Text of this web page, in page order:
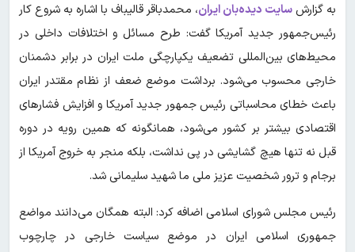
به گزارشسایت دیده‌بان ایران، محمدباقر قالیباف با اشاره به شروع کار
رئیس‌جمهور جدید آمریکا گفت: طرح مسائل و اختلافات داخلی در
محیط‌های بین‌المللی تضعیف یکپارچگی ملت ایران در برابر دشمنان
خارجی محسوب می‌شود. برداشت موضع ضعف از نظام مقتدر ایران
باعث خطای محاسباتی رئیس جمهور جدید آمریکا و افزایش فشارهای
اقتصادی بیشتر بر کشور می‌شود، همانگونه که همین رویه در دوره
قبل نه تنها هیچ گشایشی در پی نداشت، بلکه منجر به خروج آمریکا از
برجام و ترور شخصیت عزیز ملی ما شهید سلیمانی شد.
رئیس مجلس شورای اسلامی اضافه کرد: البته همگان می‌دانند مواضع
جمهوری اسلامی ایران در موضع سیاست خارجی در چارچوب